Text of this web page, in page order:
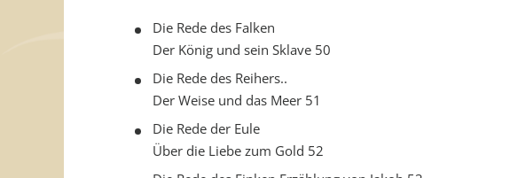
Die Rede des Falken
Der König und sein Sklave 50
Die Rede des Reihers..
Der Weise und das Meer 51
Die Rede der Eule
Über die Liebe zum Gold 52